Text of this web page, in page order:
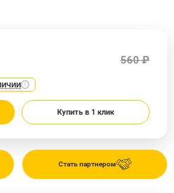
Стать партнером
560 ₽
Купить в 1 клик